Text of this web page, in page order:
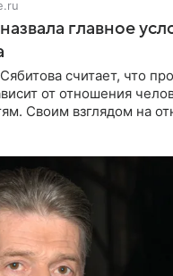
главное
считает, что
от отношения
Своим взглядом на